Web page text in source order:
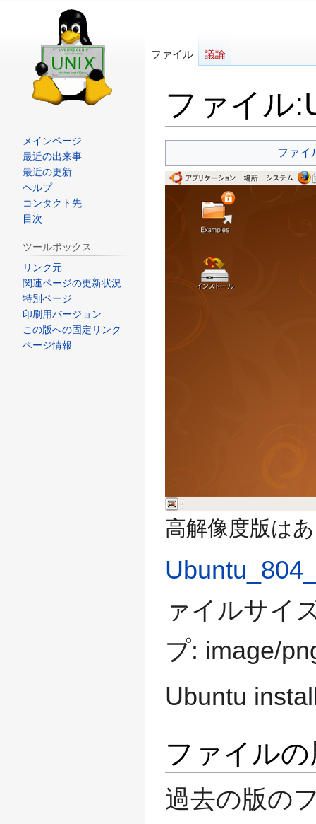
ファイル:
ビ
ゲ
索
に
ファイ
高解像度版は
ァイルサイ
プ: image/
Ubuntu
ファイル
過去の版の
ファイル 議論
メインページ
最近の出来事
最近の更新
ヘルプ
コンタクト先
目次
ツールボックス
リンク元
関連ページの更新状況
特別ページ
印刷用バージョン
この版への固定リンク
ページ情報